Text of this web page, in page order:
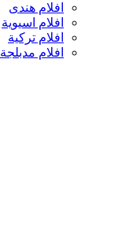
افلام هندى
افلام اسيوية
افلام تركية
افلام مدبلجة